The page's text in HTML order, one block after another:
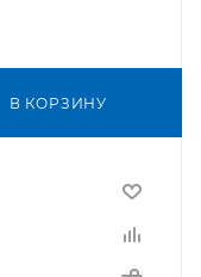
В КОРЗИНУ